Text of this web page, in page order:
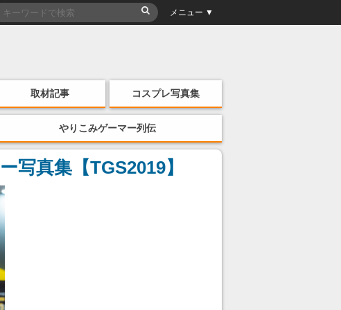
メニュー ▼
取材記事 コスプレ写真集
やりこみゲーマー列伝
真集【TGS2019】